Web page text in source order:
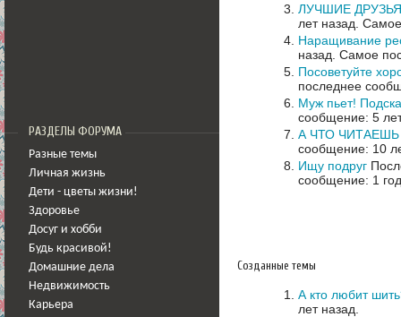
РАЗДЕЛЫ ФОРУМА
Разные темы
Личная жизнь
Дети - цветы жизни!
Здоровье
Досуг и хобби
Будь красивой!
Домашние дела
Недвижимость
Карьера
ЛУЧШИЕ
лет назад.
Наращивание
назад. Самое
Посоветуйте
последнее
Муж пьет!
сообщение: 5
А ЧТО
сообщение: 10
Ищу подруг
сообщение: 1
Созданные темы
А кто любит
лет назад.